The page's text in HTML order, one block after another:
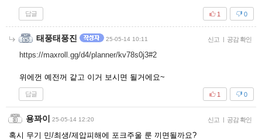
답글 0
1
태풍태풍진 25-05-14 10:11 신고 | 공감 확인
https://maxroll.gg/d4/planner/kv78s0j3#2
위에껀 예전꺼 같고 이거 보시면 될거에요~
답글 0
1
용꽈이 25-05-14 12:20 신고 | 공감 확인
혹시 무기 민/최생/제압피해에 포크주울 룬 끼면될까요?